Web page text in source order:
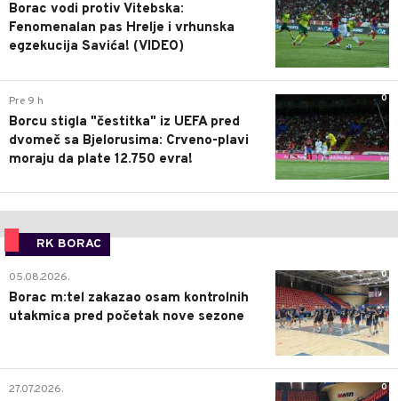
Borac vodi protiv Vitebska:
Fenomenalan pas Hrelje i vrhunska
egzekucija Savića! (VIDEO)
0
Pre 9 h
Borcu stigla "čestitka" iz UEFA pred
dvomeč sa Bjelorusima: Crveno-plavi
moraju da plate 12.750 evra!
RK BORAC
0
05.08.2026.
Borac m:tel zakazao osam kontrolnih
utakmica pred početak nove sezone
0
27.07.2026.